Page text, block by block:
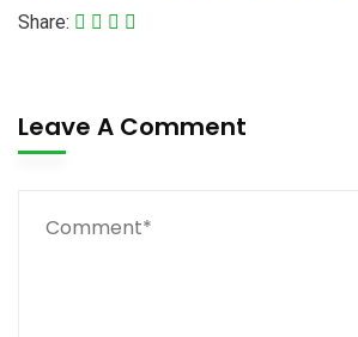
Share:
Leave A Comment